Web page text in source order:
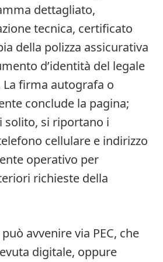
dettagliato,
tecnica, certificato
della polizza assicurativa
d’identità del legale
firma autografa o
conclude la pagina;
solito, si riportano i
cellulare e indirizzo
operativo per
richieste della
avvenire via PEC, che
digitale, oppure